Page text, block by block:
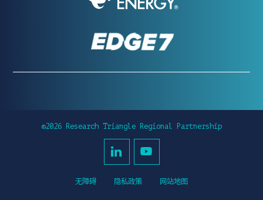
©2026 Research Triangle Regional Partnership
无障碍 隐私政策 网站地图